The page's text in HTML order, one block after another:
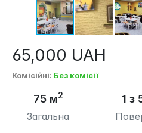
65,000 UAH
Комісійні: Без комісії
75 м2
Загальна
1 з